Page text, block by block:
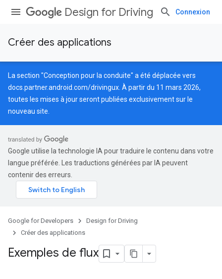
Design for Driving Connexion
Créer des applications
La section "Conception pour la conduite" a été déplacée vers
docs.partner.android.com/drivingux . À partir du 11 mars 2026,
toutes les mises à jour seront publiées exclusivement sur le
nouveau site.
Google utilise la technologie IA pour traduire le contenu dans votre
langue préférée. Les traductions générées par IA peuvent
contenir des erreurs.
Google for Developers
Design for Driving
Créer des applications
Exemples de flux